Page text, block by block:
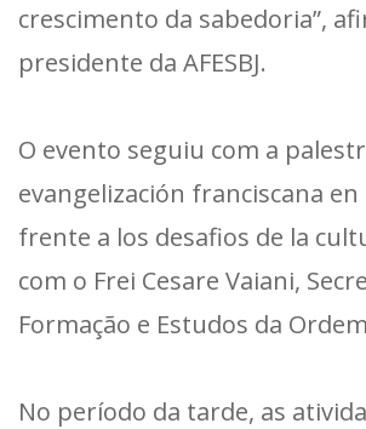
crescimento da sabedoria”,
presidente da AFESBJ.
O evento seguiu com a
evangelización franciscana en
frente a los desafios de la
com o Frei Cesare Vaiani,
Formação e Estudos da
No período da tarde, as